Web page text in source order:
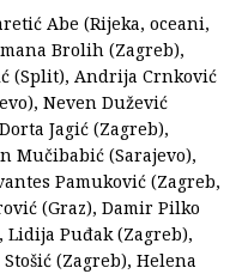
Abe (Rijeka, oceani,
Brolih (Zagreb),
(Split), Andrija Crnković
Neven Dužević
Jagić (Zagreb),
Mučibabić (Sarajevo),
Pamuković (Zagreb,
(Graz), Damir Pilko
Lidija Puđak (Zagreb),
(Zagreb), Helena